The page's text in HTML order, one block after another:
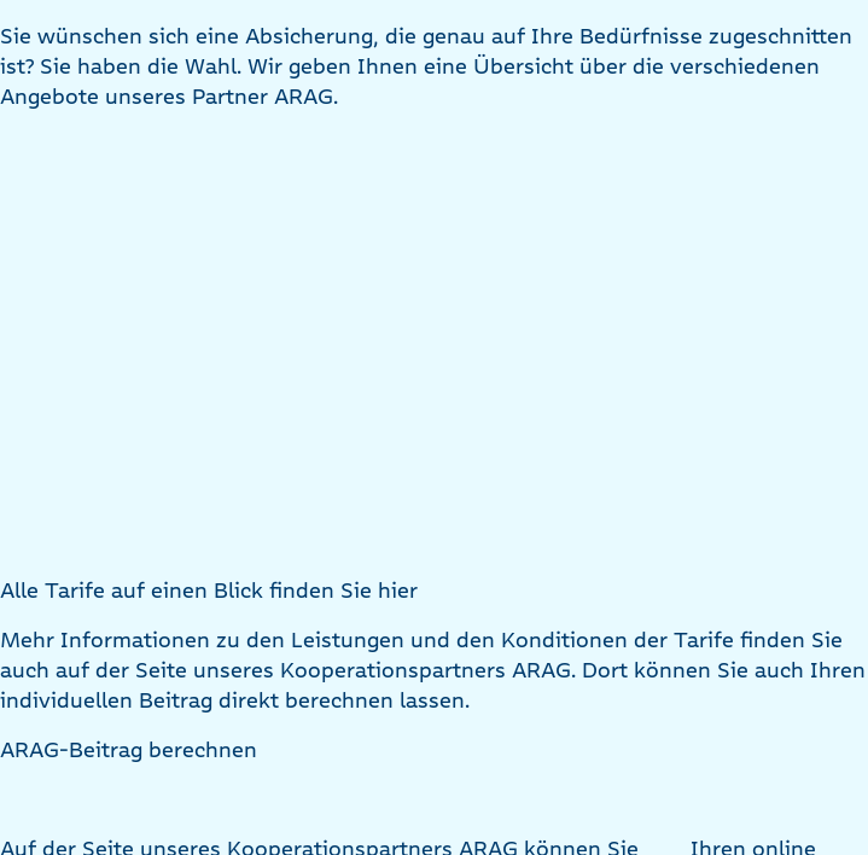
Sie wünschen sich eine Absicherung, die genau auf Ihre Bedürfnisse zugeschnitten
ist? Sie haben die Wahl. Wir geben Ihnen eine Übersicht über die verschiedenen
Angebote unseres Partner ARAG.
Alle Tarife auf einen Blick finden Sie hier
Mehr Informationen zu den Leistungen und den Konditionen der Tarife finden Sie
auch auf der Seite unseres Kooperationspartners ARAG. Dort können Sie auch Ihren
individuellen Beitrag direkt berechnen lassen.
ARAG-Beitrag berechnen
Auf der Seite unseres Kooperationspartners ARAG können Sie
Ihren online